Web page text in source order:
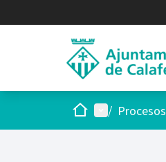
InicioMenú principal
/ Procesos